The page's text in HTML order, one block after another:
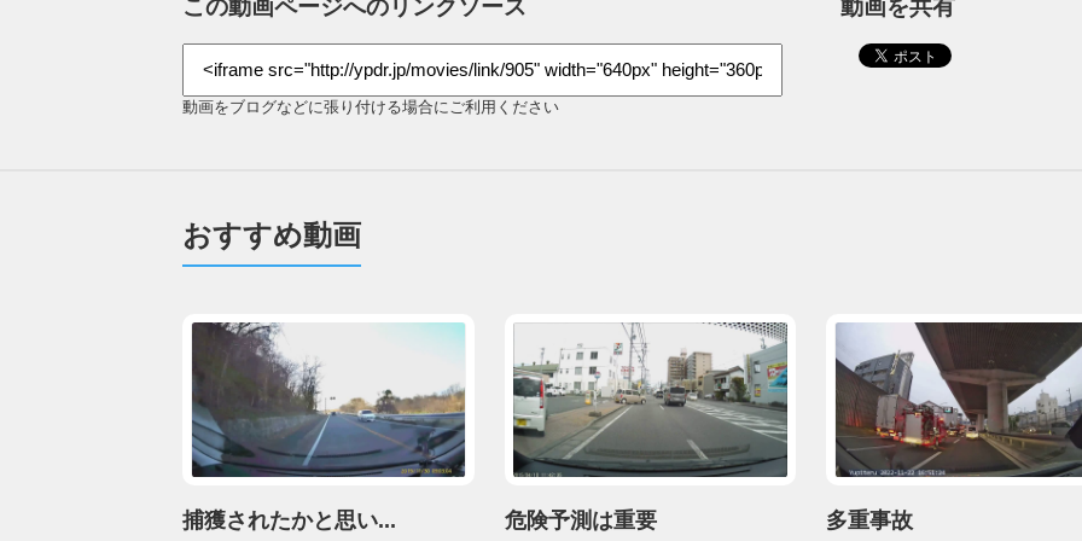
この動画ページへのリンクソース
動画をブログなどに張り付ける場合にご利用ください
動画を共有
おすすめ動画
捕獲されたかと思い... 危険予測は重要 多重事故